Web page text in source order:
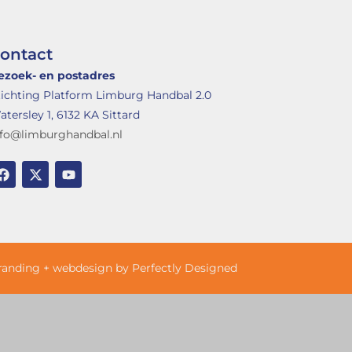
en postadres
Platform Limburg Handbal 2.0
1, 6132 KA Sittard
+ webdesign by Perfectly Designed